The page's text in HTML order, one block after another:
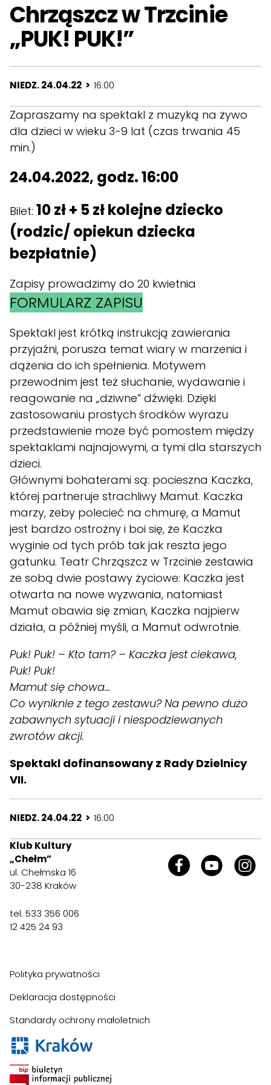
Chrząszcz w Trzcinie
„PUK! PUK!”
NIEDZ. 24.04.22 > 16:00
Zapraszamy na spektakl z muzyką na żywo
dla dzieci w wieku 3-9 lat (czas trwania 45
min.)
24.04.2022, godz. 16:00
Bilet: 10 zł + 5 zł kolejne dziecko
(rodzic/ opiekun dziecka
bezpłatnie)
Zapisy prowadzimy do 20 kwietnia
FORMULARZ ZAPISU
Spektakl jest krótką instrukcją zawierania
przyjaźni, porusza temat wiary w marzenia i
dążenia do ich spełnienia. Motywem
przewodnim jest też słuchanie, wydawanie i
reagowanie na „dziwne” dźwięki. Dzięki
zastosowaniu prostych środków wyrazu
przedstawienie może być pomostem między
spektaklami najnajowymi, a tymi dla starszych
dzieci.
Głównymi bohaterami są: pocieszna Kaczka,
której partneruje strachliwy Mamut. Kaczka
marzy, żeby polecieć na chmurę, a Mamut
jest bardzo ostrożny i boi się, że Kaczka
wyginie od tych prób tak jak reszta jego
gatunku. Teatr Chrząszcz w Trzcinie zestawia
ze sobą dwie postawy życiowe: Kaczka jest
otwarta na nowe wyzwania, natomiast
Mamut obawia się zmian, Kaczka najpierw
działa, a później myśli, a Mamut odwrotnie.
Puk! Puk! – Kto tam? – Kaczka jest ciekawa,
Puk! Puk!
Mamut się chowa…
Co wyniknie z tego zestawu? Na pewno dużo
zabawnych sytuacji i niespodziewanych
zwrotów akcji.
Spektakl dofinansowany z Rady Dzielnicy
VII.
NIEDZ. 24.04.22 > 16:00
Klub Kultury
„Chełm”
ul. Chełmska 16
30-238 Kraków
tel. 533 356 006
12 425 24 93
Polityka prywatności
Deklaracja dostępności
Standardy ochrony małoletnich